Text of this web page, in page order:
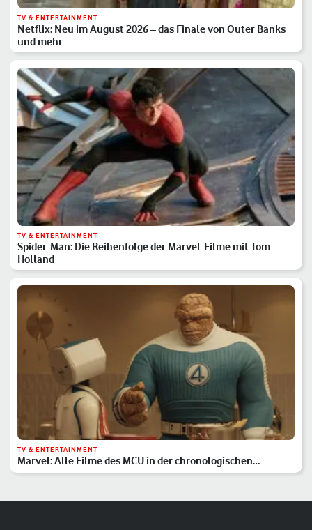
TV & ENTERTAINMENT
Netflix: Neu im August 2026 – das Finale von Outer Banks
und mehr
TV & ENTERTAINMENT
Spider-Man: Die Reihenfolge der Marvel-Filme mit Tom
Holland
TV & ENTERTAINMENT
Marvel: Alle Filme des MCU in der chronologischen
Reihenfolge